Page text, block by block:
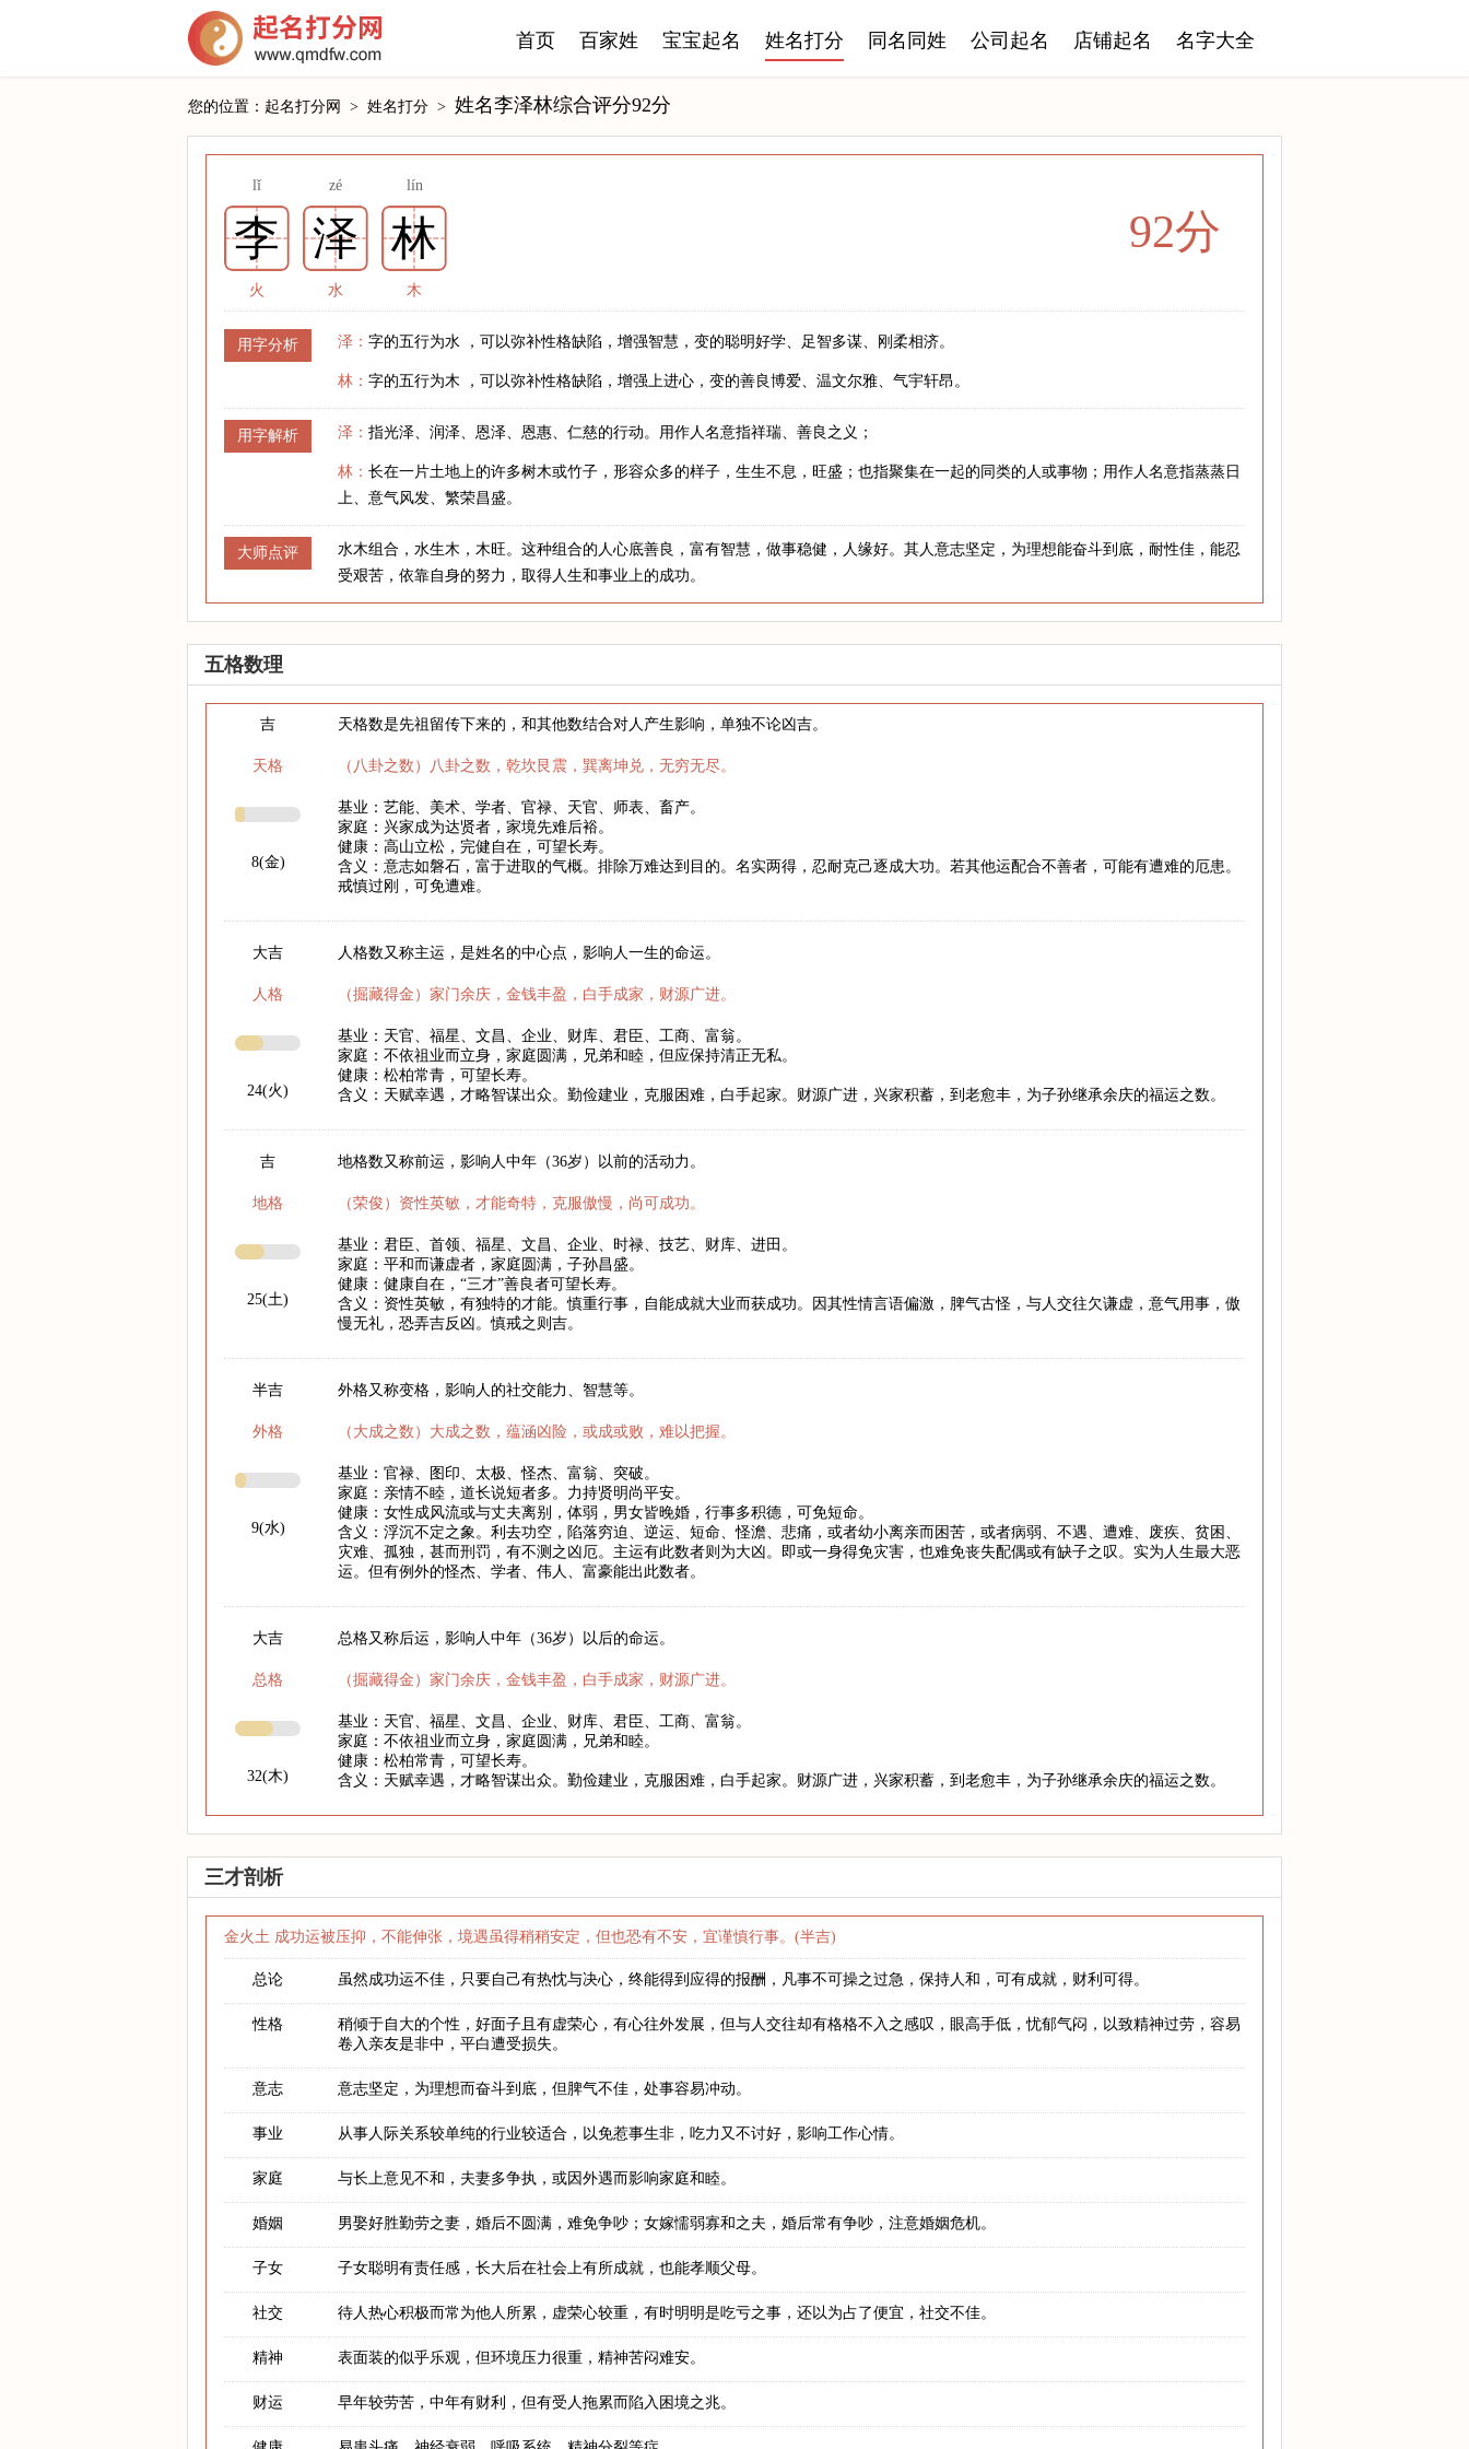
首页 百家姓 宝宝起名 姓名打分 同名同姓 公司起名 店铺起名 名字大全
您的位置： 起名打分网 > 姓名打分 > 姓名李泽林综合评分92分
lǐ zé lín
李 泽 林
火 水 木
92分
用字分析 泽： 字的五行为水 ，可以弥补性格缺陷，增强智慧，变的聪明好学、足智多谋、刚柔相济。
林： 字的五行为木 ，可以弥补性格缺陷，增强上进心，变的善良博爱、温文尔雅、气宇轩昂。
用字解析 泽： 指光泽、润泽、恩泽、恩惠、仁慈的行动。用作人名意指祥瑞、善良之义；
林： 长在一片土地上的许多树木或竹子，形容众多的样子，生生不息，旺盛；也指聚集在一起的同类的人或事物；用作人名意指蒸蒸日
上、意气风发、繁荣昌盛。
大师点评
水木组合，水生木，木旺。这种组合的人心底善良，富有智慧，做事稳健，人缘好。其人意志坚定，为理想能奋斗到底，耐性佳，能忍
受艰苦，依靠自身的努力，取得人生和事业上的成功。
五格数理
吉
天格
8(金)
天格数是先祖留传下来的，和其他数结合对人产生影响，单独不论凶吉。
（八卦之数）八卦之数，乾坎艮震，巽离坤兑，无穷无尽。
基业：艺能、美术、学者、官禄、天官、师表、畜产。
家庭：兴家成为达贤者，家境先难后裕。
健康：高山立松，完健自在，可望长寿。
含义：意志如磐石，富于进取的气概。排除万难达到目的。名实两得，忍耐克己逐成大功。若其他运配合不善者，可能有遭难的厄患。
戒慎过刚，可免遭难。
大吉
人格
24(火)
人格数又称主运，是姓名的中心点，影响人一生的命运。
（掘藏得金）家门余庆，金钱丰盈，白手成家，财源广进。
基业：天官、福星、文昌、企业、财库、君臣、工商、富翁。
家庭：不依祖业而立身，家庭圆满，兄弟和睦，但应保持清正无私。
健康：松柏常青，可望长寿。
含义：天赋幸遇，才略智谋出众。勤俭建业，克服困难，白手起家。财源广进，兴家积蓄，到老愈丰，为子孙继承余庆的福运之数。
吉
地格
25(土)
地格数又称前运，影响人中年（36岁）以前的活动力。
（荣俊）资性英敏，才能奇特，克服傲慢，尚可成功。
基业：君臣、首领、福星、文昌、企业、时禄、技艺、财库、进田。
家庭：平和而谦虚者，家庭圆满，子孙昌盛。
健康：健康自在，“三才”善良者可望长寿。
含义：资性英敏，有独特的才能。慎重行事，自能成就大业而获成功。因其性情言语偏激，脾气古怪，与人交往欠谦虚，意气用事，傲
慢无礼，恐弄吉反凶。慎戒之则吉。
半吉
外格
9(水)
外格又称变格，影响人的社交能力、智慧等。
（大成之数）大成之数，蕴涵凶险，或成或败，难以把握。
基业：官禄、图印、太极、怪杰、富翁、突破。
家庭：亲情不睦，道长说短者多。力持贤明尚平安。
健康：女性成风流或与丈夫离别，体弱，男女皆晚婚，行事多积德，可免短命。
含义：浮沉不定之象。利去功空，陷落穷迫、逆运、短命、怪澹、悲痛，或者幼小离亲而困苦，或者病弱、不遇、遭难、废疾、贫困、
灾难、孤独，甚而刑罚，有不测之凶厄。主运有此数者则为大凶。即或一身得免灾害，也难免丧失配偶或有缺子之叹。实为人生最大恶
运。但有例外的怪杰、学者、伟人、富豪能出此数者。
大吉
总格
32(木)
总格又称后运，影响人中年（36岁）以后的命运。
（掘藏得金）家门余庆，金钱丰盈，白手成家，财源广进。
基业：天官、福星、文昌、企业、财库、君臣、工商、富翁。
家庭：不依祖业而立身，家庭圆满，兄弟和睦。
健康：松柏常青，可望长寿。
含义：天赋幸遇，才略智谋出众。勤俭建业，克服困难，白手起家。财源广进，兴家积蓄，到老愈丰，为子孙继承余庆的福运之数。
三才剖析
金火土 成功运被压抑，不能伸张，境遇虽得稍稍安定，但也恐有不安，宜谨慎行事。(半吉)
总论 虽然成功运不佳，只要自己有热忱与决心，终能得到应得的报酬，凡事不可操之过急，保持人和，可有成就，财利可得。
性格
稍倾于自大的个性，好面子且有虚荣心，有心往外发展，但与人交往却有格格不入之感叹，眼高手低，忧郁气闷，以致精神过劳，容易
卷入亲友是非中，平白遭受损失。
意志 意志坚定，为理想而奋斗到底，但脾气不佳，处事容易冲动。
事业 从事人际关系较单纯的行业较适合，以免惹事生非，吃力又不讨好，影响工作心情。
家庭 与长上意见不和，夫妻多争执，或因外遇而影响家庭和睦。
婚姻 男娶好胜勤劳之妻，婚后不圆满，难免争吵；女嫁懦弱寡和之夫，婚后常有争吵，注意婚姻危机。
子女 子女聪明有责任感，长大后在社会上有所成就，也能孝顺父母。
社交 待人热心积极而常为他人所累，虚荣心较重，有时明明是吃亏之事，还以为占了便宜，社交不佳。
精神 表面装的似乎乐观，但环境压力很重，精神苦闷难安。
财运 早年较劳苦，中年有财利，但有受人拖累而陷入困境之兆。